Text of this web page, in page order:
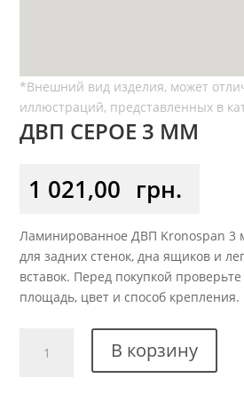
ДВП СЕРОЕ 3 ММ
1 021,00 грн.
Ламинированное ДВП Kronospan 3
для задних стенок, дна ящиков и
вставок. Перед покупкой
площадь, цвет и способ крепления.
товара
В корзину